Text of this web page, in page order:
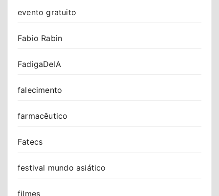
evento gratuito
Fabio Rabin
FadigaDeIA
falecimento
farmacêutico
Fatecs
festival mundo asiático
filmes